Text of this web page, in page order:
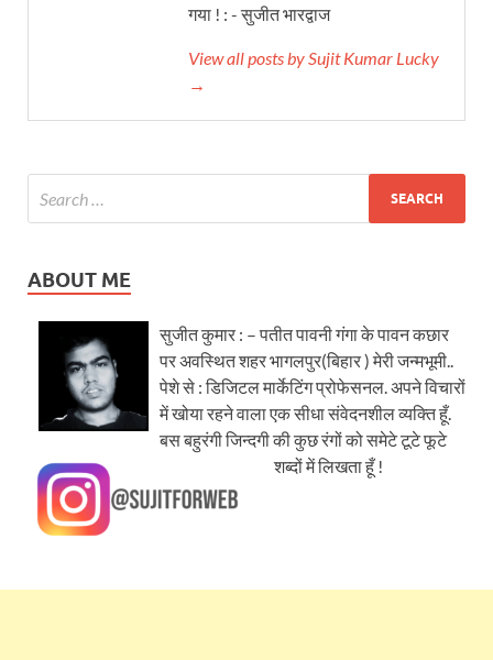
गया ! : - सुजीत भारद्वाज
View all posts by Sujit Kumar Lucky
→
ABOUT ME
सुजीत कुमार : – पतीत पावनी गंगा के पावन कछार
पर अवस्थित शहर भागलपुर(बिहार ) मेरी जन्मभूमी..
पेशे से : डिजिटल मार्केटिंग प्रोफेसनल. अपने विचारों
में खोया रहने वाला एक सीधा संवेदनशील व्यक्ति हूँ.
बस बहुरंगी जिन्दगी की कुछ रंगों को समेटे टूटे फूटे
शब्दों में लिखता हूँ !